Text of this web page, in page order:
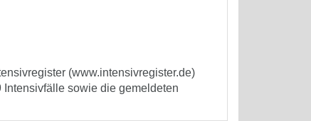
(www.intensivregister.de)
sowie die gemeldeten